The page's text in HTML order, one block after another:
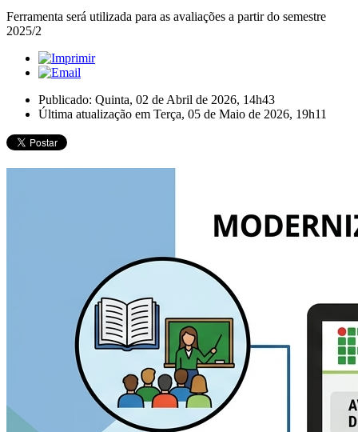
Ferramenta será utilizada para as avaliações a partir do semestre
2025/2
Publicado: Quinta, 02 de Abril de 2026, 14h43
Última atualização em Terça, 05 de Maio de 2026, 19h11